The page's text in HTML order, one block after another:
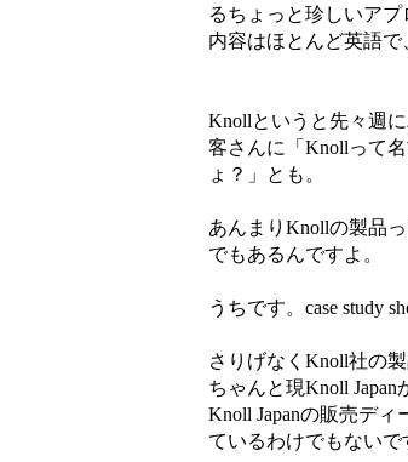
るちょっと珍しいア
内容はほとんど英語で
Knollというと先々週
客さんに「Knollって
ょ？」とも。
あんまりKnollの製品
でもあるんですよ。
うちです。case study
さりげなくKnoll社の
ちゃんと現Knoll Japan
Knoll Japanの販売デ
ているわけでもないで